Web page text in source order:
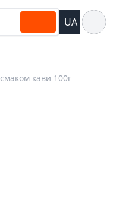
UA
кави 100г